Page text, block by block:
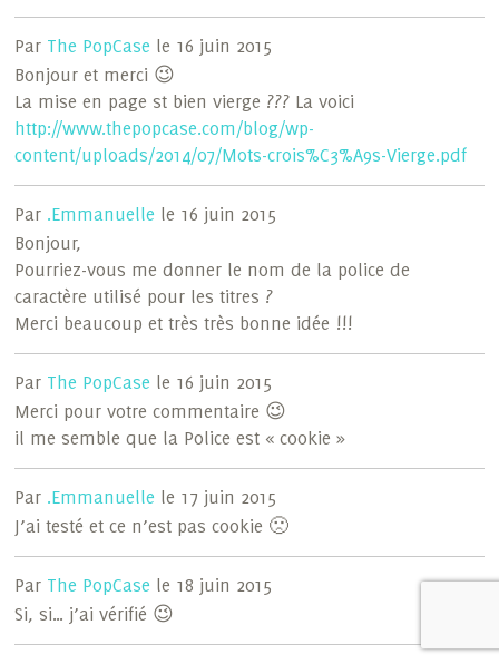
Par The PopCase le 16 juin 2015
Bonjour et merci 😉
La mise en page st bien vierge ??? La voici
http://www.thepopcase.com/blog/wp-
content/uploads/2014/07/Mots-crois%C3%A9s-Vierge.pdf
Par .Emmanuelle le 16 juin 2015
Bonjour,
Pourriez-vous me donner le nom de la police de
caractère utilisé pour les titres ?
Merci beaucoup et très très bonne idée !!!
Par The PopCase le 16 juin 2015
Merci pour votre commentaire 😉
il me semble que la Police est « cookie »
Par .Emmanuelle le 17 juin 2015
J’ai testé et ce n’est pas cookie 🙁
Par The PopCase le 18 juin 2015
Si, si… j’ai vérifié 😉